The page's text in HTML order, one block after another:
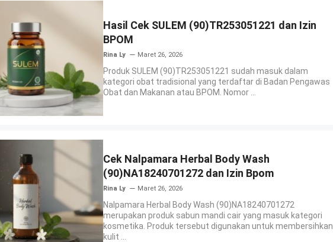
Hasil Cek SULEM (90)TR253051221 dan Izin
BPOM
Rina Ly Maret 26, 2026
Produk SULEM (90)TR253051221 sudah masuk dalam
kategori obat tradisional yang terdaftar di Badan Pengawas
Obat dan Makanan atau BPOM. Nomor ...
Cek Nalpamara Herbal Body Wash
(90)NA18240701272 dan Izin Bpom
Rina Ly Maret 26, 2026
Nalpamara Herbal Body Wash (90)NA18240701272
merupakan produk sabun mandi cair yang masuk kategori
kosmetika. Produk tersebut digunakan untuk membersihkan
kulit ...